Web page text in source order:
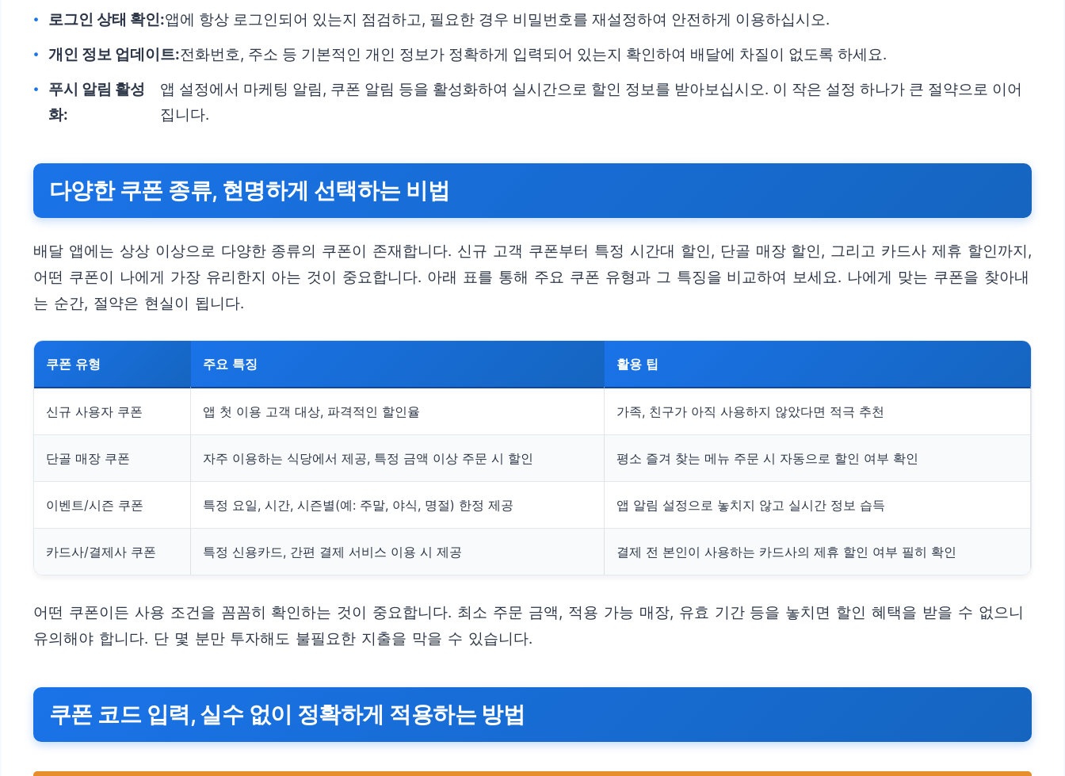
로그인 상태 확인:앱에 항상 로그인되어 있는지 점검하고, 필요한 경우 비밀번호를 재설정하여 안전하게 이용하십시오.
개인 정보 업데이트:전화번호, 주소 등 기본적인 개인 정보가 정확하게 입력되어 있는지 확인하여 배달에 차질이 없도록 하세요.
푸시 알림 활성
화:
앱 설정에서 마케팅 알림, 쿠폰 알림 등을 활성화하여 실시간으로 할인 정보를 받아보십시오. 이 작은 설정 하나가 큰 절약으로 이어
집니다.
다양한 쿠폰 종류, 현명하게 선택하는 비법
배달 앱에는 상상 이상으로 다양한 종류의 쿠폰이 존재합니다. 신규 고객 쿠폰부터 특정 시간대 할인, 단골 매장 할인, 그리고 카드사 제휴 할인까지,
어떤 쿠폰이 나에게 가장 유리한지 아는 것이 중요합니다. 아래 표를 통해 주요 쿠폰 유형과 그 특징을 비교하여 보세요. 나에게 맞는 쿠폰을 찾아내
는 순간, 절약은 현실이 됩니다.
쿠폰 유형 주요 특징 활용 팁
신규 사용자 쿠폰 앱 첫 이용 고객 대상, 파격적인 할인율 가족, 친구가 아직 사용하지 않았다면 적극 추천
단골 매장 쿠폰 자주 이용하는 식당에서 제공, 특정 금액 이상 주문 시 할인 평소 즐겨 찾는 메뉴 주문 시 자동으로 할인 여부 확인
이벤트/시즌 쿠폰 특정 요일, 시간, 시즌별(예: 주말, 야식, 명절) 한정 제공 앱 알림 설정으로 놓치지 않고 실시간 정보 습득
카드사/결제사 쿠폰 특정 신용카드, 간편 결제 서비스 이용 시 제공 결제 전 본인이 사용하는 카드사의 제휴 할인 여부 필히 확인
어떤 쿠폰이든 사용 조건을 꼼꼼히 확인하는 것이 중요합니다. 최소 주문 금액, 적용 가능 매장, 유효 기간 등을 놓치면 할인 혜택을 받을 수 없으니
유의해야 합니다. 단 몇 분만 투자해도 불필요한 지출을 막을 수 있습니다.
쿠폰 코드 입력, 실수 없이 정확하게 적용하는 방법